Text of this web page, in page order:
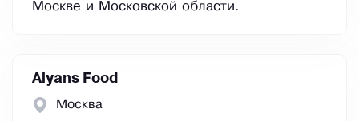
Москве и Московской области.
Alyans Food
Москва